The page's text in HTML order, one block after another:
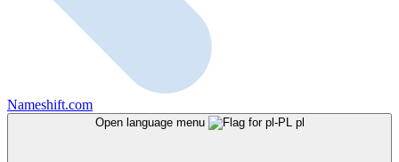
Nameshift.com
Open language menu pl